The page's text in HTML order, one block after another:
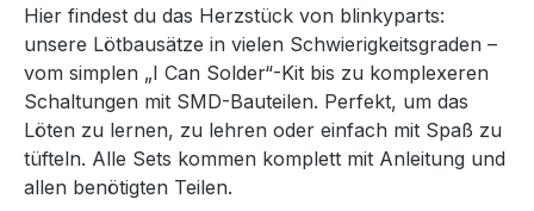
Hier findest du das Herzstück von blinkyparts:
unsere Lötbausätze in vielen Schwierigkeitsgraden –
vom simplen „I Can Solder“-Kit bis zu komplexeren
Schaltungen mit SMD-Bauteilen. Perfekt, um das
Löten zu lernen, zu lehren oder einfach mit Spaß zu
tüfteln. Alle Sets kommen komplett mit Anleitung und
allen benötigten Teilen.